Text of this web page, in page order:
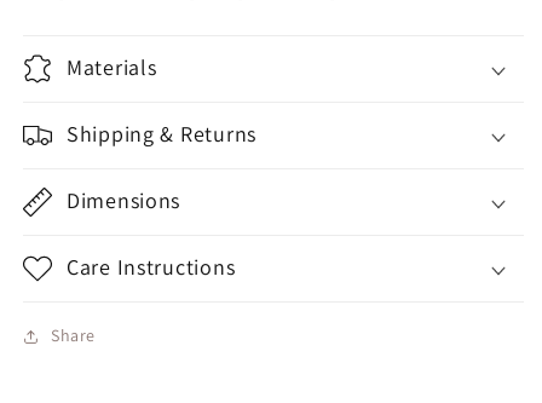
Materials
Shipping & Returns
Dimensions
Care Instructions
Share